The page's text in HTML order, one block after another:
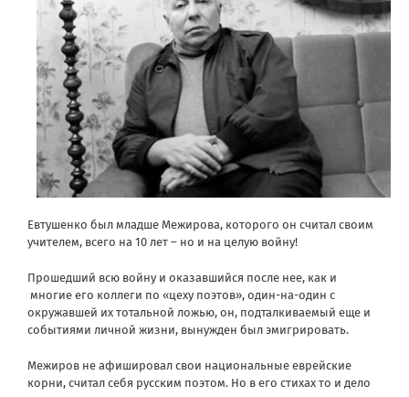
Евтушенко был младше Межирова, которого он считал своим
учителем, всего на 10 лет – но и на целую войну!
Прошедший всю войну и оказавшийся после нее, как и
многие его коллеги по «цеху поэтов», один-на-один с
окружавшей их тотальной ложью, он, подталкиваемый еще и
событиями личной жизни, вынужден был эмигрировать.
Межиров не афишировал свои национальные еврейские
корни, считал себя русским поэтом. Но в его стихах то и дело